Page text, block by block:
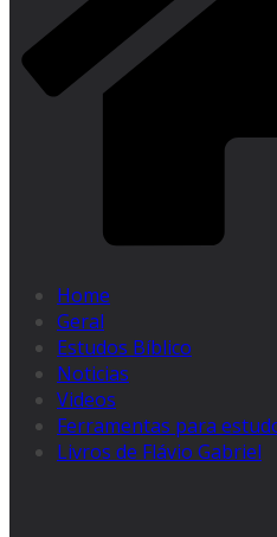
Home
Geral
Estudos Bíblico
Noticias
Videos
Ferramentas para
Livros de Flávio Gabriel